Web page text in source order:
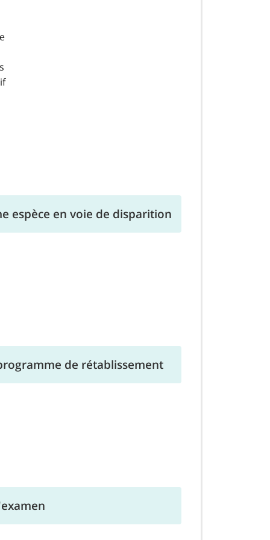
espèce en voie de disparition
de rétablissement